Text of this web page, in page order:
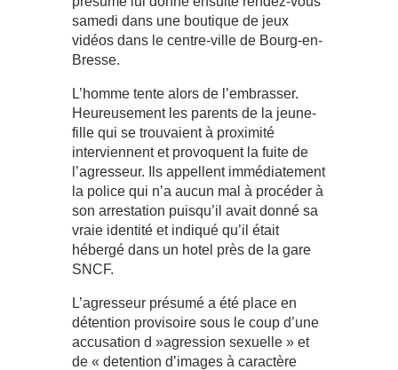
samedi dans une boutique de jeux
vidéos dans le centre-ville de Bourg-en-
Bresse.
L’homme tente alors de l’embrasser.
Heureusement les parents de la jeune-
fille qui se trouvaient à proximité
interviennent et provoquent la fuite de
l’agresseur. Ils appellent immédiatement
la police qui n’a aucun mal à procéder à
son arrestation puisqu’il avait donné sa
vraie identité et indiqué qu’il était
hébergé dans un hotel près de la gare
SNCF.
L’agresseur présumé a été place en
détention provisoire sous le coup d’une
accusation d »agression sexuelle » et
de « detention d’images à caractère